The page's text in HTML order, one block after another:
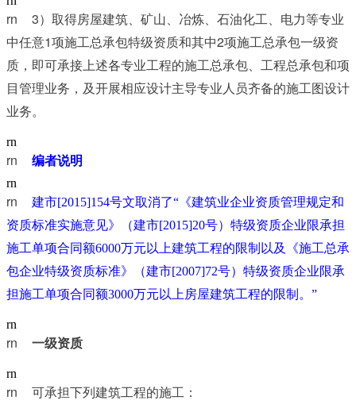
rn	3）取得房屋建筑、矿山、冶炼、石油化工、电力等专业
中任意1项施工总承包特级资质和其中2项施工总承包一级资
质，即可承接上述各专业工程的施工总承包、工程总承包和项
目管理业务，及开展相应设计主导专业人员齐备的施工图设计
业务。
rn
编者说明
rn
建市[2015]154号文取消了“《建筑业企业资质管理规定和
资质标准实施意见》（建市[2015]20号）特级资质企业限承担
施工单项合同额6000万元以上建筑工程的限制以及《施工总承
包企业特级资质标准》（建市[2007]72号）特级资质企业限承
担施工单项合同额3000万元以上房屋建筑工程的限制。”
rn
一级资质
rn
可承担下列建筑工程的施工：